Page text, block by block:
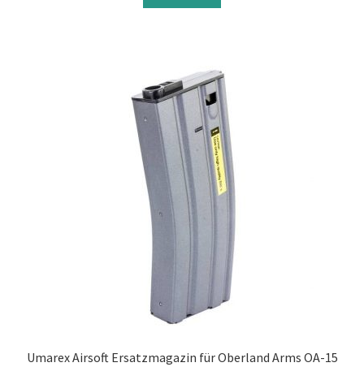
Umarex Airsoft Ersatzmagazin für Oberland Arms OA-15